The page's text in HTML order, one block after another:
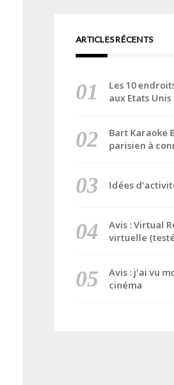
ARTICLES RÉCENTS
Les 10
aux Etats Unis
Bart Karaoke
parisien à
Idées
Avis : Virtual
virtuelle
Avis : j’ai vu
cinéma